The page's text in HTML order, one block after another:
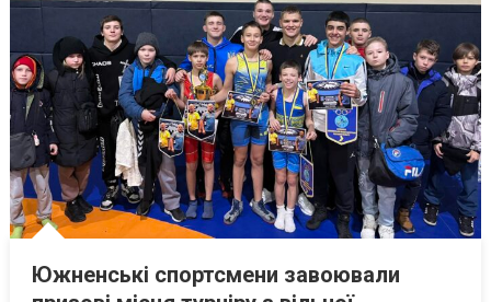
Южненські спортсмени завоювали